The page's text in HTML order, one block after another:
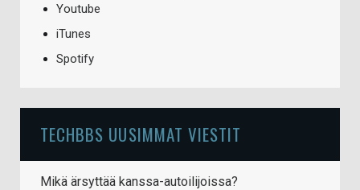
Youtube
iTunes
Spotify
TECHBBS UUSIMMAT VIESTIT
Mikä ärsyttää kanssa-autoilijoissa?